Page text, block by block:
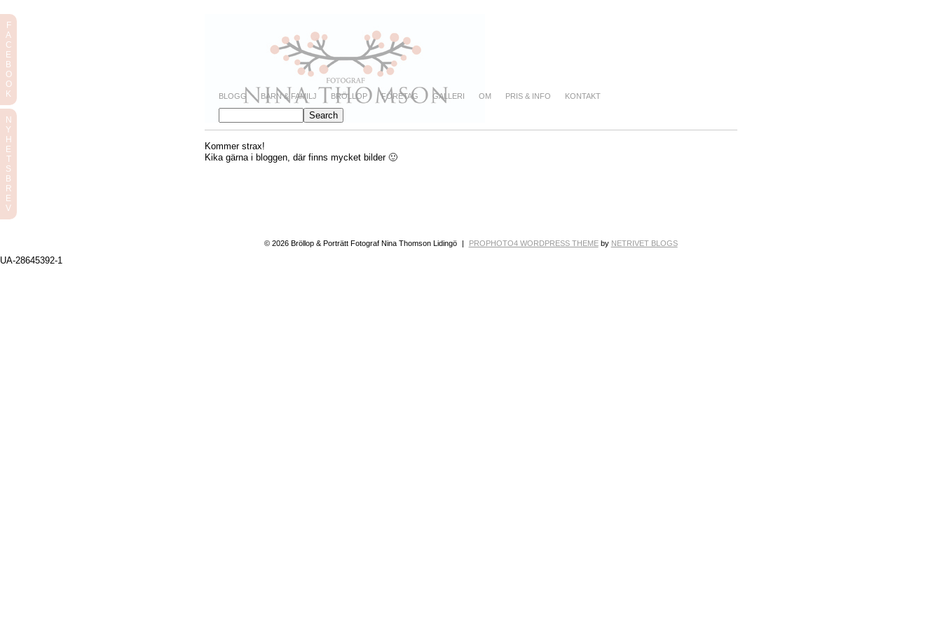
BLOGG BARN & FAMILJ BRÖLLOP FÖRETAG GALLERI OM PRIS & INFO KONTAKT
Kommer strax!
Kika gärna i bloggen, där finns mycket bilder 🙂
© 2026 Bröllop & Porträtt Fotograf Nina Thomson Lidingö | PROPHOTO4 WORDPRESS THEMEby NETRIVET BLOGS
F
A
C
E
B
O
O
K
N
Y
H
E
T
S
B
R
E
V
UA-28645392-1